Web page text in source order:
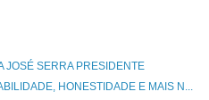
JOSÉ SERRA PRESIDENTE
HONESTIDADE E MAIS N...